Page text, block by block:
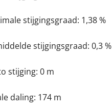
stijgingsgraad: 1,38 %
stijgingsgraad: 0,3 %
stijging: 0 m
daling: 174 m